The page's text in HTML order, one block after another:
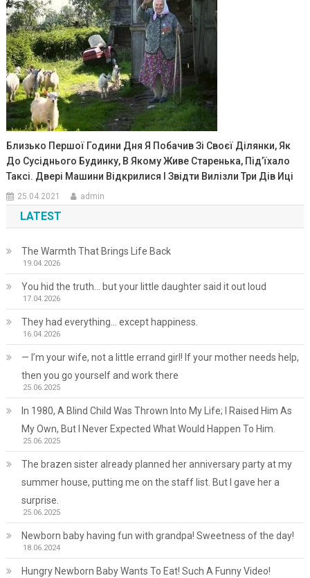
Близько Першої Години Дня Я Побачив Зі Своєї Ділянки, Як
До Сусіднього Будинку, В Якому Живе Старенька, Під’їхало
Таксі. Двері Машини Відкрилися І Звідти Вилізли Три Дів Иці
25.04.2021 admin
LATEST
The Warmth That Brings Life Back
19.04.2026
You hid the truth… but your little daughter said it out loud
17.04.2026
They had everything… except happiness.
16.04.2026
— I’m your wife, not a little errand girl! If your mother needs help,
then you go yourself and work there
25.06.2025
In 1980, A Blind Child Was Thrown Into My Life; I Raised Him As
My Own, But I Never Expected What Would Happen To Him.
25.06.2025
The brazen sister already planned her anniversary party at my
summer house, putting me on the staff list. But I gave her a
surprise.
25.06.2025
Newborn baby having fun with grandpa! Sweetness of the day!
18.06.2024
Hungry Newborn Baby Wants To Eat! Such A Funny Video!